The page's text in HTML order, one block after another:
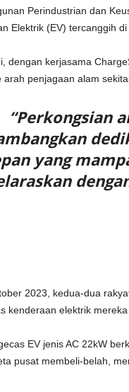
Perindustrian dan
Elektrik (EV) tercanggih
dengan kerjasama
arah penjagaan alam
“Perkongsian
yang
2023, kedua-dua
kenderaan elektrik
EV jenis AC 22kW
pusat membeli-belah,